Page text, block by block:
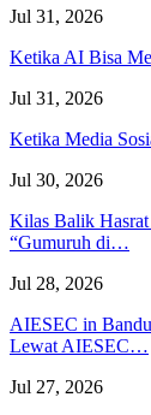
Jul 31, 2026
Ketika AI Bisa
Jul 31, 2026
Ketika Media
Jul 30, 2026
Kilas Balik Hasrat
“Gumuruh di…
Jul 28, 2026
AIESEC in
Lewat AIESEC…
Jul 27, 2026